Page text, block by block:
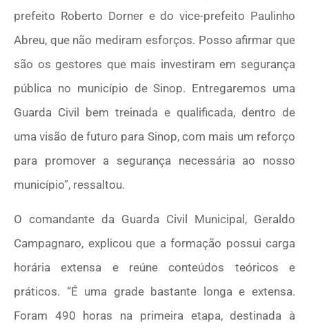
prefeito Roberto Dorner e do vice-prefeito Paulinho
Abreu, que não mediram esforços. Posso afirmar que
são os gestores que mais investiram em segurança
pública no município de Sinop. Entregaremos uma
Guarda Civil bem treinada e qualificada, dentro de
uma visão de futuro para Sinop, com mais um reforço
para promover a segurança necessária ao nosso
município”, ressaltou.
O comandante da Guarda Civil Municipal, Geraldo
Campagnaro, explicou que a formação possui carga
horária extensa e reúne conteúdos teóricos e
práticos. “É uma grade bastante longa e extensa.
Foram 490 horas na primeira etapa, destinada à